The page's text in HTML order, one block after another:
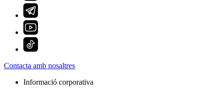
Contacta amb nosaltres
Informació corporativa